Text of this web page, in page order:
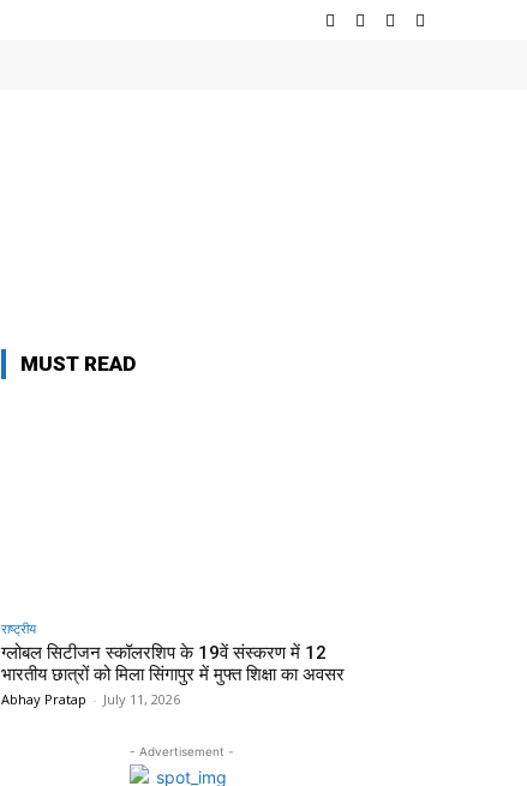
MUST READ
राष्ट्रीय
ग्लोबल सिटीजन स्कॉलरशिप के 19वें संस्करण में 12
भारतीय छात्रों को मिला सिंगापुर में मुफ्त शिक्षा का अवसर
Abhay Pratap - July 11, 2026
- Advertisement -